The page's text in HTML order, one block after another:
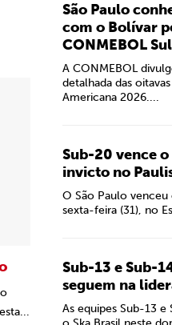
São Paulo
com o Bolívar
CONMEBOL
A CONMEBOL
detalhada das
Americana 2026....
Sub-20 vence
invicto no
O São Paulo
sexta-feira (31), no
Sub-13 e Sub-
seguem na
As equipes Sub-13